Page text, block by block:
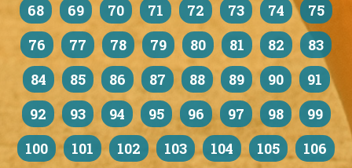
68
69 70 71 72 73 74
75
76
77 78 79 80 81 82
83
84
85 86 87 88 89 90
91
92
93 94 95 96 97 98
99
100
101 102 103 104 105
106